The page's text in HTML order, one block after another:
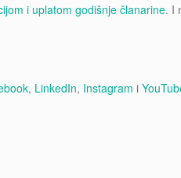
i uplatom godišnje članarine. I
, LinkedIn, Instagram i